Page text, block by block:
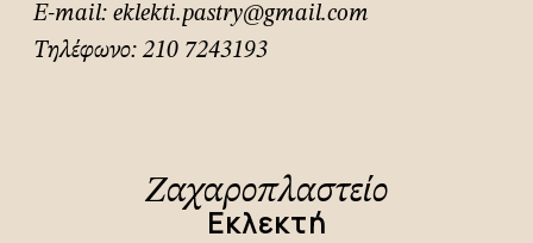
E-mail:eklekti.pastry@gmail.com
Τηλέφωνο:210 7243193
Ζαχαροπλαστείο
Εκλεκτή